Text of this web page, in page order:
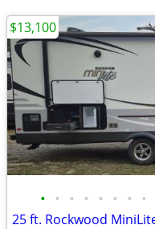
• • • • • • • •
25 ft. Rockwood
$13,100